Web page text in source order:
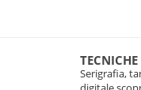
Serigrafia,